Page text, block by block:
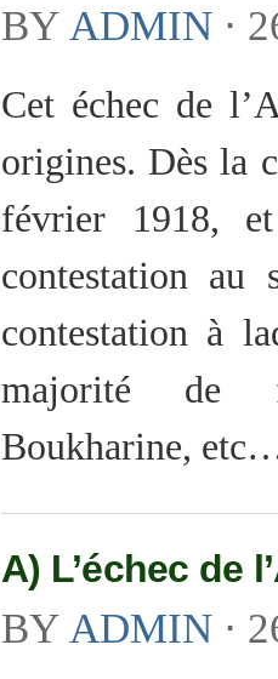
BY ADMIN ⋅
Cet échec de
origines. Dès la
février 1918,
contestation au
contestation à
majorité de
Boukharine,
A) L’échec de
BY ADMIN ⋅